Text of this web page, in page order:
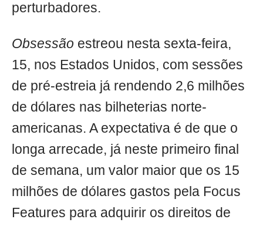
perturbadores.
Obsessão estreou nesta sexta-feira,
15, nos Estados Unidos, com sessões
de pré-estreia já rendendo 2,6 milhões
de dólares nas bilheterias norte-
americanas. A expectativa é de que o
longa arrecade, já neste primeiro final
de semana, um valor maior que os 15
milhões de dólares gastos pela Focus
Features para adquirir os direitos de